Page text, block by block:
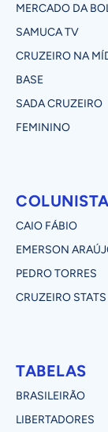
MERCADO DA
SAMUCA TV
CRUZEIRO NA
BASE
SADA CRUZEIRO
FEMININO
CAIO FÁBIO
EMERSON
PEDRO TORRES
CRUZEIRO STATS
TABELAS
BRASILEIRÃO
LIBERTADORES